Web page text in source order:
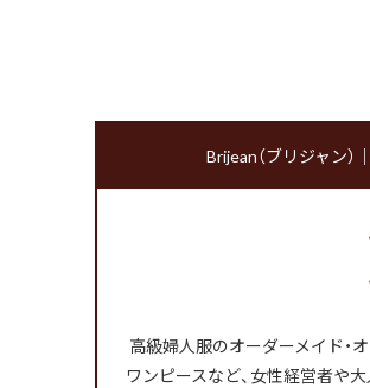
Brijean（ブリジャン
高級婦人服のオーダーメイド・
ワンピースなど、女性経営者や